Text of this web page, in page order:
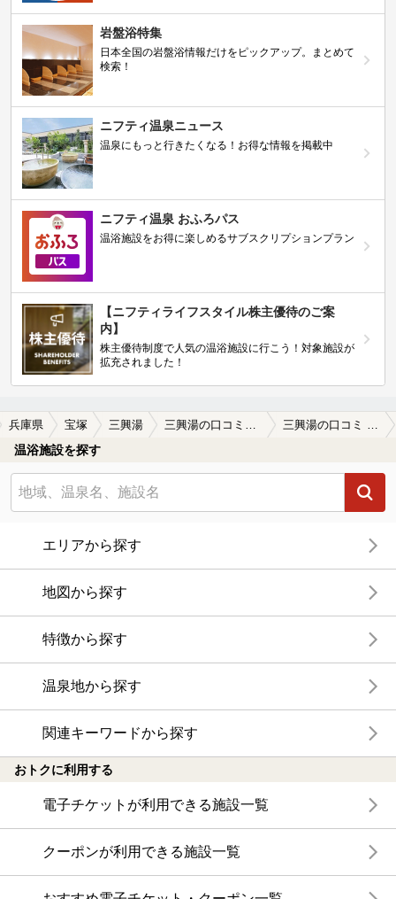
岩盤浴特集
日本全国の岩盤浴情報だけをピックアップ。まとめて
検索！
ニフティ温泉ニュース
温泉にもっと行きたくなる！お得な情報を掲載中
ニフティ温泉 おふろパス
温浴施設をお得に楽しめるサブスクリプションプラン
【ニフティライフスタイル株主優待のご案
内】
株主優待制度で人気の温浴施設に行こう！対象施設が
拡充されました！
兵庫県 宝塚 三興湯 三興湯の口コミ一覧 三興湯の口コミ 広々ぜいたくな空間
温浴施設を探す
エリアから探す
地図から探す
特徴から探す
温泉地から探す
関連キーワードから探す
おトクに利用する
電子チケットが利用できる施設一覧
クーポンが利用できる施設一覧